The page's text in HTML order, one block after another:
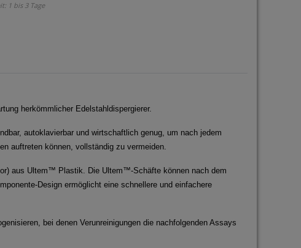
1 bis 3 Tage
herkömmlicher Edelstahldispergierer.
autoklavierbar und wirtschaftlich genug, um nach jedem
auftreten können, vollständig zu vermeiden.
aus Ultem™ Plastik. Die Ultem™-Schäfte können nach dem
Design ermöglicht eine schnellere und einfachere
bei denen Verunreinigungen die nachfolgenden Assays